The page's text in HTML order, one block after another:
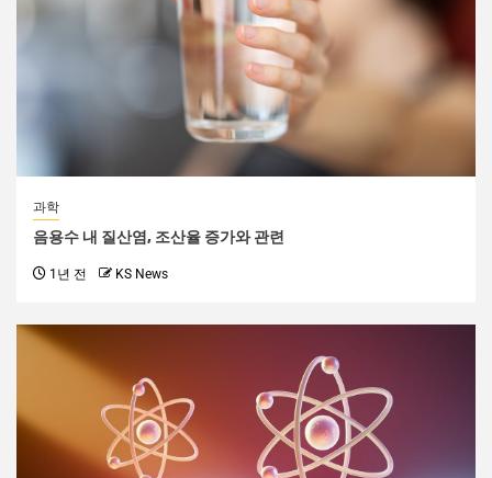
과학
음용수 내 질산염, 조산율 증가와 관련
1년 전 KS News